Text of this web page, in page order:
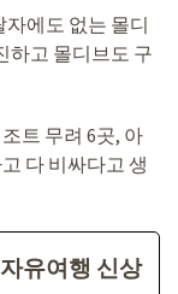
에도 없는 몰디
하고 몰디브도 구
트 무려 6곳, 아
다 비싸다고 생
유여행 신상